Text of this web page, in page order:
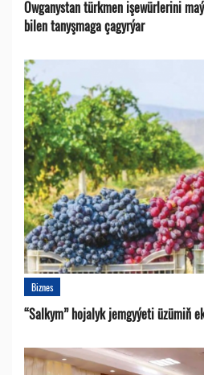
Owganystan türkmen işewürlerini
bilen tanyşmaga çagyrýar
Biznes
“Salkym” hojalyk jemgyýeti üzümiň